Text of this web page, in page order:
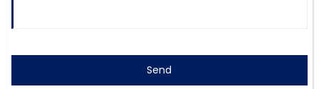
Send